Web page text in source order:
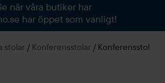
när våra butiker har
har öppet som vanligt!
stolar / Konferensstolar / Konferensstol